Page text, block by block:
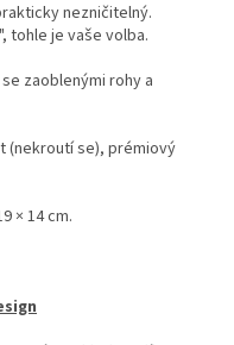
nezničitelný.
tohle je vaše volba.
zaoblenými rohy a
(nekroutí se), prémiový
× 14 cm.